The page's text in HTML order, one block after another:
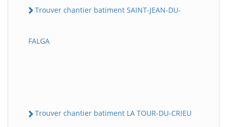
Trouver chantier batiment SAINT-JEAN-DU-
FALGA
Trouver chantier batiment LA TOUR-DU-CRIEU